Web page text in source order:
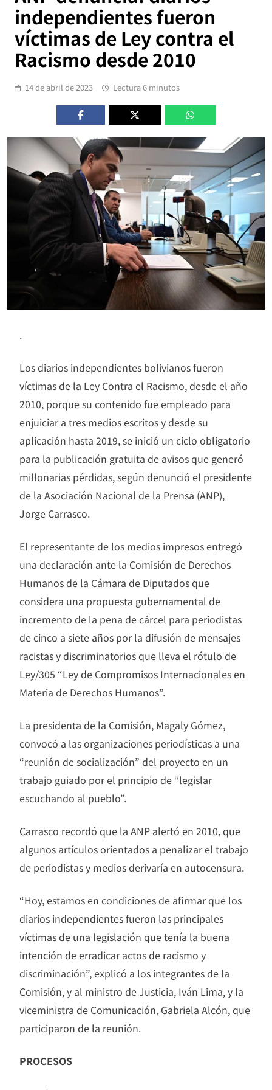
independientes fueron
víctimas de Ley contra el
Racismo desde 2010
14 de abril de 2023 Lectura 6 minutos
.
Los diarios independientes bolivianos fueron
víctimas de la Ley Contra el Racismo, desde el año
2010, porque su contenido fue empleado para
enjuiciar a tres medios escritos y desde su
aplicación hasta 2019, se inició un ciclo obligatorio
para la publicación gratuita de avisos que generó
millonarias pérdidas, según denunció el presidente
de la Asociación Nacional de la Prensa (ANP),
Jorge Carrasco.
El representante de los medios impresos entregó
una declaración ante la Comisión de Derechos
Humanos de la Cámara de Diputados que
considera una propuesta gubernamental de
incremento de la pena de cárcel para periodistas
de cinco a siete años por la difusión de mensajes
racistas y discriminatorios que lleva el rótulo de
Ley/305 “Ley de Compromisos Internacionales en
Materia de Derechos Humanos”.
La presidenta de la Comisión, Magaly Gómez,
convocó a las organizaciones periodísticas a una
“reunión de socialización” del proyecto en un
trabajo guiado por el principio de “legislar
escuchando al pueblo”.
Carrasco recordó que la ANP alertó en 2010, que
algunos artículos orientados a penalizar el trabajo
de periodistas y medios derivaría en autocensura.
“Hoy, estamos en condiciones de afirmar que los
diarios independientes fueron las principales
víctimas de una legislación que tenía la buena
intención de erradicar actos de racismo y
discriminación”, explicó a los integrantes de la
Comisión, y al ministro de Justicia, Iván Lima, y la
viceministra de Comunicación, Gabriela Alcón, que
participaron de la reunión.
PROCESOS